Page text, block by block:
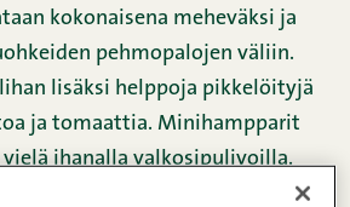
kokonaisena meheväksi ja
pehmopalojen väliin.
lisäksi helppoja pikkelöityjä
ja tomaattia. Minihampparit
ihanalla valkosipulivoilla.